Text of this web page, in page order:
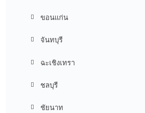
ขอนแก่น
จันทบุรี
ฉะเชิงเทรา
ชลบุรี
ชัยนาท